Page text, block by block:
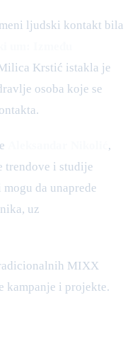
ljudski kontakt bila
Krstić istakla je
osoba koje se
,
trendove i studije
da unaprede
uz
MIXX
kampanje i projekte.